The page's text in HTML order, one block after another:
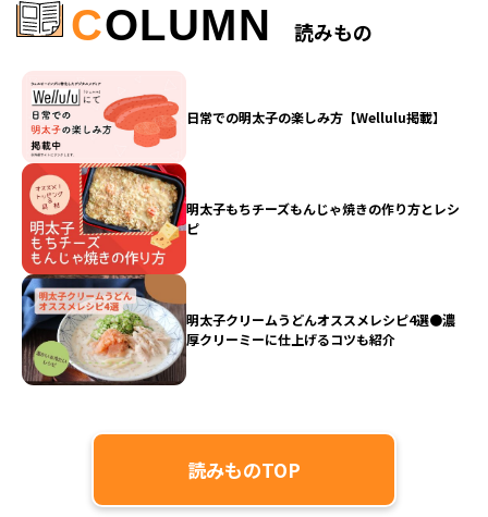
COLUMN 読みもの
日常での明太子の楽しみ方【Wellulu掲載】
明太子もちチーズもんじゃ焼きの作り方とレシ
ピ
明太子クリームうどんオススメレシピ4選●濃
厚クリーミーに仕上げるコツも紹介
読みものTOP